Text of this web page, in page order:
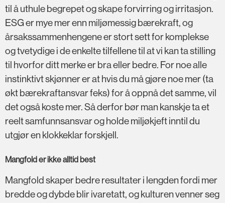
til å uthule begrepet og skape forvirring og irritasjon.
ESG er mye mer enn miljømessig bærekraft, og
årsakssammenhengene er stort sett for komplekse
og tvetydige i de enkelte tilfellene til at vi kan ta stilling
til hvorfor ditt merke er bra eller bedre. For noe alle
instinktivt skjønner er at hvis du må gjøre noe mer (ta
økt bærekraftansvar feks) for å oppnå det samme, vil
det også koste mer. Så derfor bør man kanskje ta et
reelt samfunnsansvar og holde miljøkjeft inntil du
utgjør en klokkeklar forskjell.
Mangfold er ikke alltid best
Mangfold skaper bedre resultater i lengden fordi mer
bredde og dybde blir ivaretatt, og kulturen venner seg